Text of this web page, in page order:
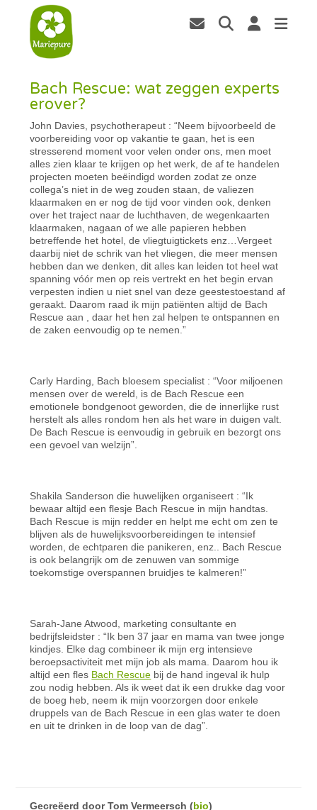
Bach Rescue: wat zeggen experts
erover?
John Davies, psychotherapeut : “Neem bijvoorbeeld de
voorbereiding voor op vakantie te gaan, het is een
stresserend moment voor velen onder ons, men moet
alles zien klaar te krijgen op het werk, de af te handelen
projecten moeten beëindigd worden zodat ze onze
collega’s niet in de weg zouden staan, de valiezen
klaarmaken en er nog de tijd voor vinden ook, denken
over het traject naar de luchthaven, de wegenkaarten
klaarmaken, nagaan of we alle papieren hebben
betreffende het hotel, de vliegtuigtickets enz…Vergeet
daarbij niet de schrik van het vliegen, die meer mensen
hebben dan we denken, dit alles kan leiden tot heel wat
spanning vóór men op reis vertrekt en het begin ervan
verpesten indien u niet snel van deze geestestoestand af
geraakt. Daarom raad ik mijn patiënten altijd de Bach
Rescue aan , daar het hen zal helpen te ontspannen en
de zaken eenvoudig op te nemen.”
Carly Harding, Bach bloesem specialist : “Voor miljoenen
mensen over de wereld, is de Bach Rescue een
emotionele bondgenoot geworden, die de innerlijke rust
herstelt als alles rondom hen als het ware in duigen valt.
De Bach Rescue is eenvoudig in gebruik en bezorgt ons
een gevoel van welzijn”.
Shakila Sanderson die huwelijken organiseert : “Ik
bewaar altijd een flesje Bach Rescue in mijn handtas.
Bach Rescue is mijn redder en helpt me echt om zen te
blijven als de huwelijksvoorbereidingen te intensief
worden, de echtparen die panikeren, enz.. Bach Rescue
is ook belangrijk om de zenuwen van sommige
toekomstige overspannen bruidjes te kalmeren!”
Sarah-Jane Atwood, marketing consultante en
bedrijfsleidster : “Ik ben 37 jaar en mama van twee jonge
kindjes. Elke dag combineer ik mijn erg intensieve
beroepsactiviteit met mijn job als mama. Daarom hou ik
altijd een fles Bach Rescue bij de hand ingeval ik hulp
zou nodig hebben. Als ik weet dat ik een drukke dag voor
de boeg heb, neem ik mijn voorzorgen door enkele
druppels van de Bach Rescue in een glas water te doen
en uit te drinken in de loop van de dag”.
Gecreëerd doorTom Vermeersch (bio)